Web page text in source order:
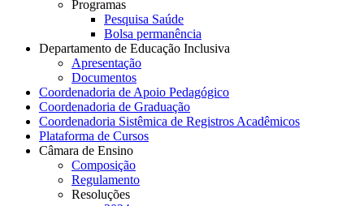
Programas
Pesquisa Saúde
Bolsa permanência
Departamento de Educação Inclusiva
Apresentação
Documentos
Coordenadoria de Apoio Pedagógico
Coordenadoria de Graduação
Coordenadoria Sistêmica de Registros Acadêmicos
Plataforma de Cursos
Câmara de Ensino
Composição
Regulamento
Resoluções